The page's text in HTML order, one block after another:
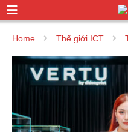
Home Thế giới ICT